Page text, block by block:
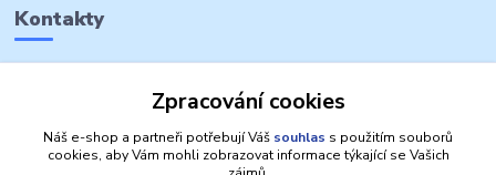
Kontakty
Zpracování cookies
Náš e-shop a partneři potřebují Váš souhlas s použitím souborů
cookies, aby Vám mohli zobrazovat informace týkající se Vašich